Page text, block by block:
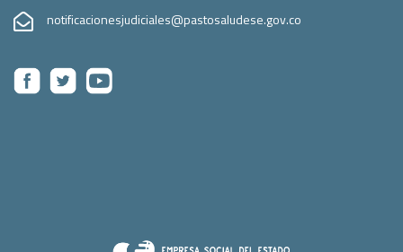
notificacionesjudiciales@pastosaludese.gov.co